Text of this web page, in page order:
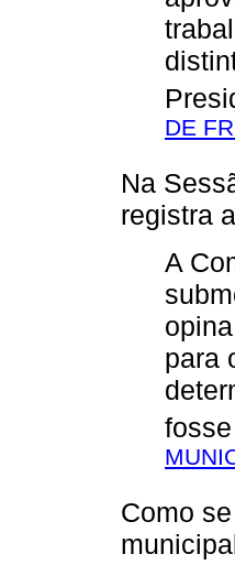
DE
Na
registra
A
para
Como